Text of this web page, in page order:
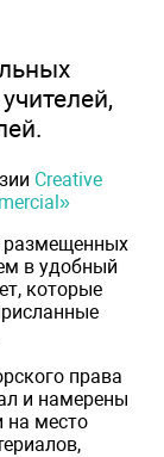
Creative
размещенных
в удобный
которые
права
и намерены
на место